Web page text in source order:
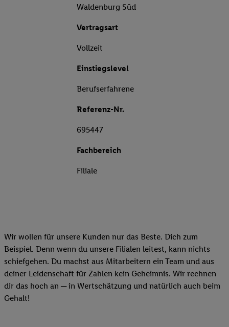
Waldenburg Süd
Vertragsart
Vollzeit
Einstiegslevel
Berufserfahrene
Referenz-Nr.
695447
Fachbereich
Filiale
Wir wollen für unsere Kunden nur das Beste. Dich zum
Beispiel. Denn wenn du unsere Filialen leitest, kann nichts
schiefgehen. Du machst aus Mitarbeitern ein Team und aus
deiner Leidenschaft für Zahlen kein Geheimnis. Wir rechnen
dir das hoch an ─ in Wertschätzung und natürlich auch beim
Gehalt!